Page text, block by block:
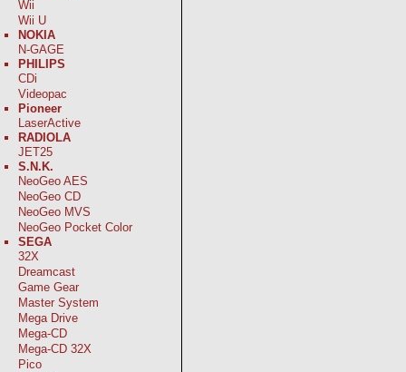
Wii
Wii U
NOKIA
N-GAGE
PHILIPS
CDi
Videopac
Pioneer
LaserActive
RADIOLA
JET25
S.N.K.
NeoGeo AES
NeoGeo CD
NeoGeo MVS
NeoGeo Pocket Color
SEGA
32X
Dreamcast
Game Gear
Master System
Mega Drive
Mega-CD
Mega-CD 32X
Pico